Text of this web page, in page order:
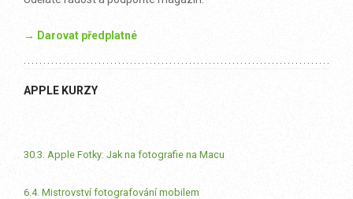
→ Darovat předplatné
APPLE KURZY
30.3. Apple Fotky: Jak na fotografie na Macu
6.4. Mistrovství fotografování mobilem